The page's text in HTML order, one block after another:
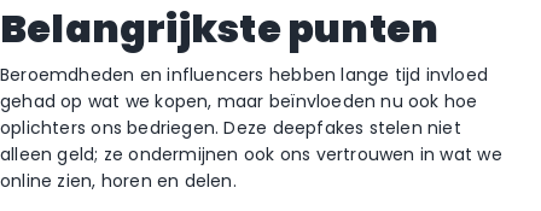
Belangrijkste punten
Beroemdheden en influencers hebben lange tijd invloed
gehad op wat we kopen, maar beïnvloeden nu ook hoe
oplichters ons bedriegen. Deze deepfakes stelen niet
alleen geld; ze ondermijnen ook ons vertrouwen in wat we
online zien, horen en delen.